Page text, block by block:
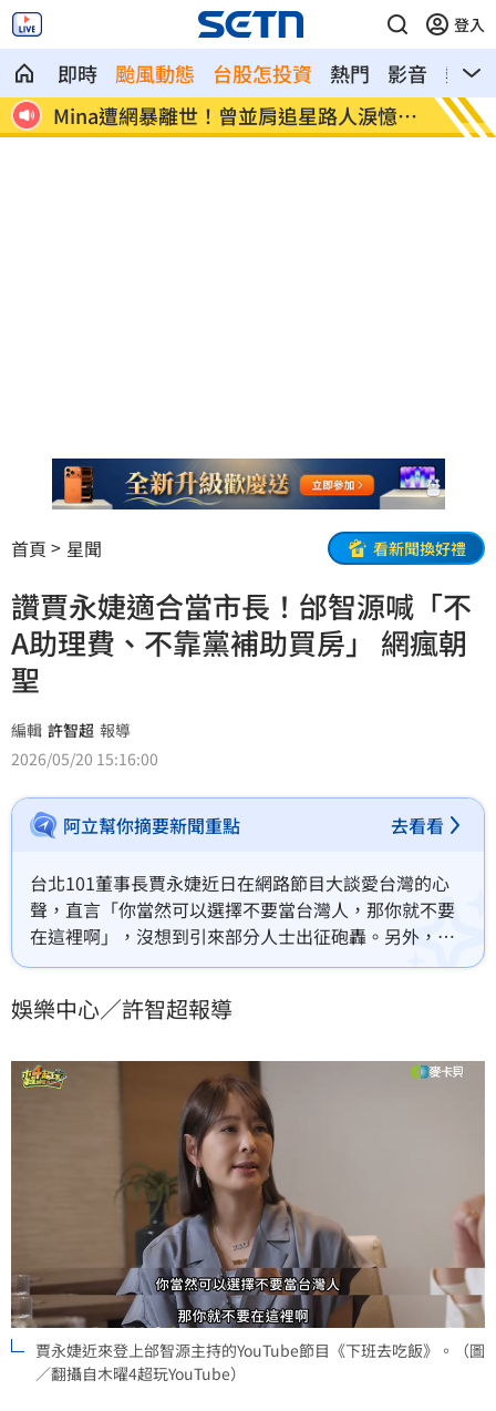
登入
即時 颱風動態 台股怎投資 熱門 影音
熱搜
業 Mina遭網暴離世！曾並肩追星路人淚憶暖
舉
范曉
首頁 星聞 看新聞換好禮
讚賈永婕適合當市長！邰智源喊「不
A助理費、不靠黨補助買房」 網瘋朝
聖
編輯 許智超 報導
2026/05/20 15:16:00
阿立幫你摘要新聞重點 去看看
台北101董事長賈永婕近日在網路節目大談愛台灣的心
聲，直言「你當然可以選擇不要當台灣人，那你就不要
在這裡啊」，沒想到引來部分人士出征砲轟。另外，引
起大批網友關注的是，邰智源在節目中說出一句，「不
不少人認為似乎是在暗酸政治人物，忍不住直呼「一次
娛樂中心／許智超報導
賈永婕近來登上邰智源主持的YouTube節目《下班去吃飯》。（圖
／翻攝自木曜4超玩YouTube）